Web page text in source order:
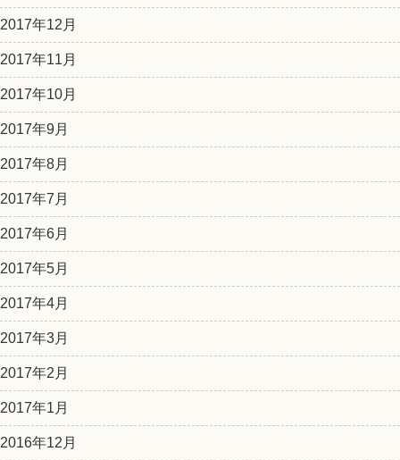
2017年12月
2017年11月
2017年10月
2017年9月
2017年8月
2017年7月
2017年6月
2017年5月
2017年4月
2017年3月
2017年2月
2017年1月
2016年12月